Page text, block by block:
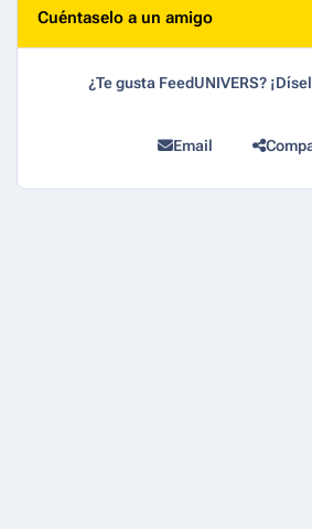
Cuéntaselo a un amigo
¿Te gusta FeedUNIVERS?
Email